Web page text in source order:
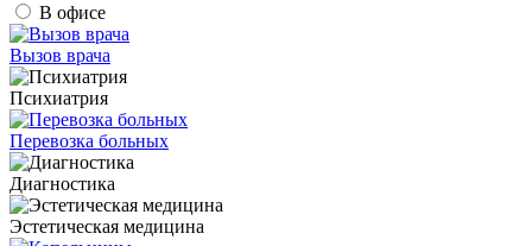
В офисе
Вызов врача
Психиатрия
Перевозка больных
Диагностика
Эстетическая медицина